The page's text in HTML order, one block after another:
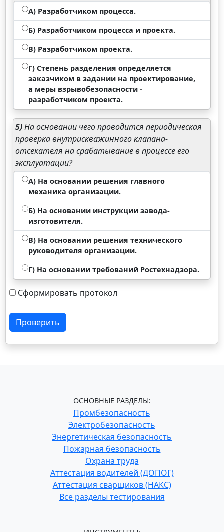
А) Разработчиком процесса.
Б) Разработчиком процесса и проекта.
В) Разработчиком проекта.
Г) Степень разделения определяется
заказчиком в задании на проектирование,
а меры взрывобезопасности -
разработчиком проекта.
5)На основании чего проводится периодическая
проверка внутрискважинного клапана-
отсекателя на срабатывание в процессе его
эксплуатации?
А) На основании решения главного
механика организации.
Б) На основании инструкции завода-
изготовителя.
В) На основании решения технического
руководителя организации.
Г) На основании требований Ростехнадзора.
Сформировать протокол
Проверить
ОСНОВНЫЕ РАЗДЕЛЫ:
Промбезопасность
Электробезопасность
Энергетическая безопасность
Пожарная безопасность
Охрана труда
Аттестация водителей (ДОПОГ)
Аттестация сварщиков (НАКС)
Все разделы тестирования